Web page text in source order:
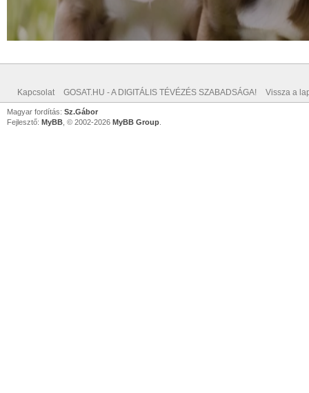
Kapcsolat GOSAT.HU - A DIGITÁLIS TÉVÉZÉS SZABADSÁGA! Vissza a
Magyar fordítás: Sz.Gábor
Fejlesztő: MyBB , © 2002-2026 MyBB Group